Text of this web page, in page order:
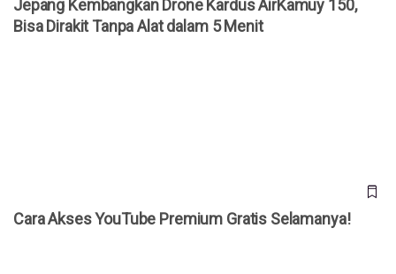
Jepang Kembangkan Drone Kardus AirKamuy 150,
Bisa Dirakit Tanpa Alat dalam 5 Menit
Cara Akses YouTube Premium Gratis Selamanya!